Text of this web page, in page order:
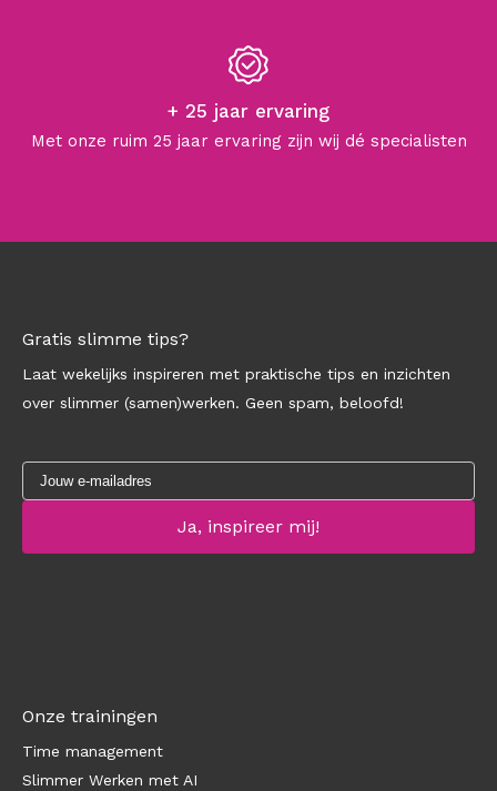
+ 25 jaar ervaring
Met onze ruim 25 jaar ervaring zijn wij dé specialisten
Gratis slimme tips?
Laat wekelijks inspireren met praktische tips en inzichten
over slimmer (samen)werken. Geen spam, beloofd!
Onze trainingen
Time management
Slimmer Werken met AI